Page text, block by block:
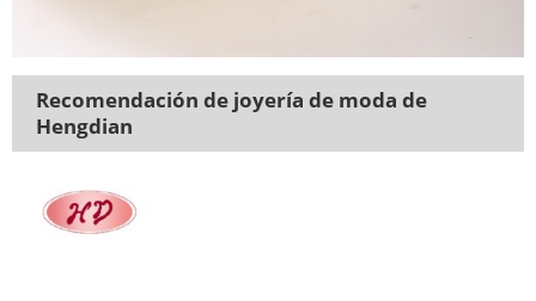
Recomendación de joyería de moda de
Hengdian